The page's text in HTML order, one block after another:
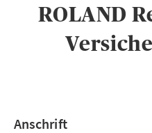
ROLAND
Anschrift